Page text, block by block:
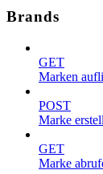
Brands
GET
Marken
POST
Marke
GET
Marke